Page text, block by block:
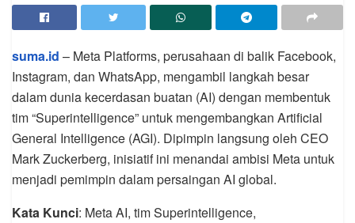
suma.id – Meta Platforms, perusahaan di balik Facebook,
Instagram, dan WhatsApp, mengambil langkah besar
dalam dunia kecerdasan buatan (AI) dengan membentuk
tim “Superintelligence” untuk mengembangkan Artificial
General Intelligence (AGI). Dipimpin langsung oleh CEO
Mark Zuckerberg, inisiatif ini menandai ambisi Meta untuk
menjadi pemimpin dalam persaingan AI global.
Kata Kunci: Meta AI, tim Superintelligence,